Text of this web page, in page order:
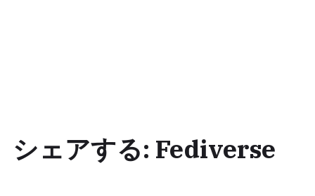
シェアする: Fediverse